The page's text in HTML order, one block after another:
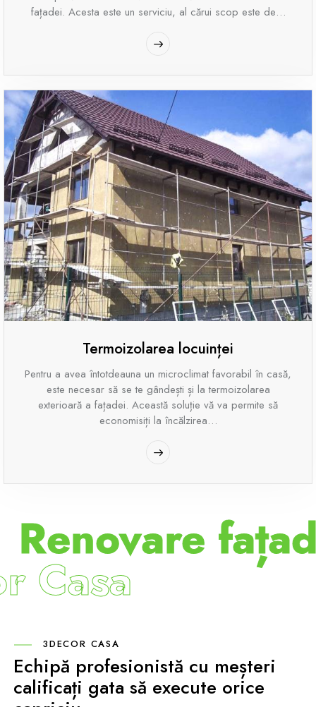
fațadei. Acesta este un serviciu, al cărui scop este de…
Termoizolarea locuinței
Pentru a avea întotdeauna un microclimat favorabil în casă,
este necesar să se te gândești și la termoizolarea
exterioară a fațadei. Această soluție vă va permite să
economisiți la încălzirea…
Renovare
Casa
3DECOR CASA
Echipă profesionistă cu meșteri
calificați gata să execute orice